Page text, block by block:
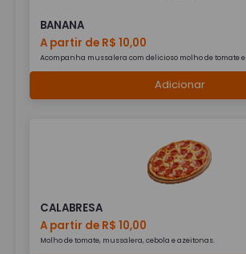
BANANA
A partir de R$ 10,00
Acompanha mussalera com delicioso molho de tomate
Adicionar
CALABRESA
A partir de R$ 10,00
Molho de tomate, mussalera, cebola e azeitonas.